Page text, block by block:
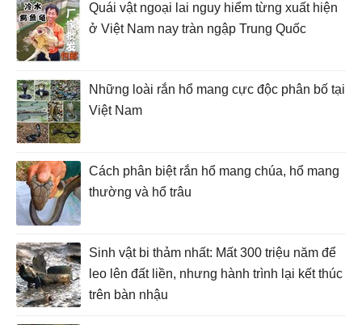
Quái vật ngoại lai nguy hiểm từng xuất hiện
ở Việt Nam nay tràn ngập Trung Quốc
Những loài rắn hổ mang cực độc phân bố tại
Việt Nam
Cách phân biệt rắn hổ mang chúa, hổ mang
thường và hổ trâu
Sinh vật bi thảm nhất: Mất 300 triệu năm để
leo lên đất liền, nhưng hành trình lại kết thúc
trên bàn nhậu